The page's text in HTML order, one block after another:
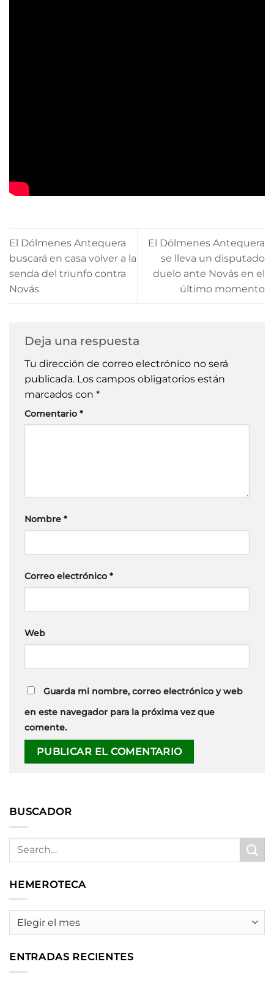
El Dólmenes Antequera
buscará en casa volver a la
senda del triunfo contra
Novás
El Dólmenes Antequera
se lleva un disputado
duelo ante Novás en el
último momento
Deja una respuesta
Tu dirección de correo electrónico no será
publicada. Los campos obligatorios están
marcados con *
Comentario *
Nombre *
Correo electrónico *
Web
Guarda mi nombre, correo electrónico y web
en este navegador para la próxima vez que
comente.
BUSCADOR
HEMEROTECA
HEMEROTECA
ENTRADAS RECIENTES